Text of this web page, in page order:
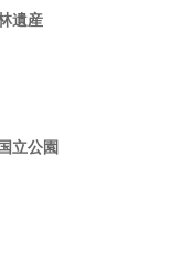
遺産
立公園